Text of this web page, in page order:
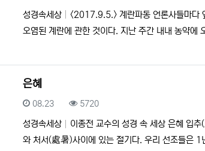
성경속세상
<2017.9.5.> 계란파동 언론사들마다
오염된 계란에 관한 것이다. 지난 주간 내내 농약에
은혜
등록일
08.23 조회
5720
성경속세상
이종전 교수의 성경 속 세상 은혜 입
와 처서(處暑)사이에 있는 절기다. 우리 선조들은